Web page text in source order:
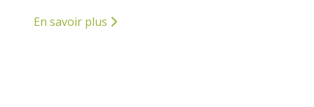
En savoir plus